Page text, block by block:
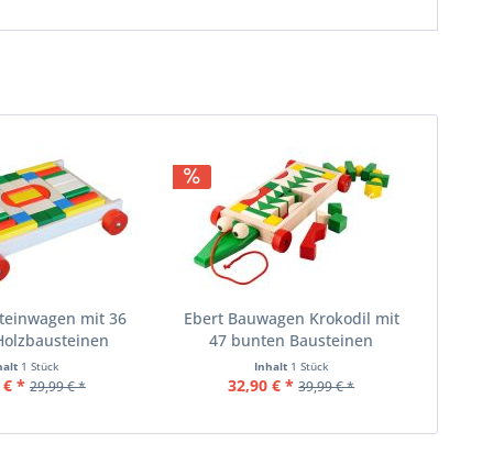
mit 36
1 Stück
€ * 29,99 € *
Ebert Bauwagen Krokodil mit
47 bunten Bausteinen
Inhalt 1 Stück
32,90 € * 39,99 € *